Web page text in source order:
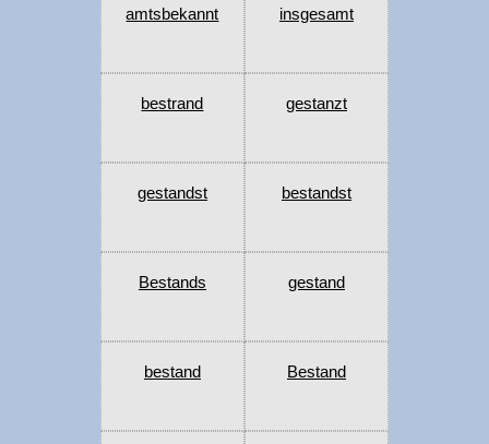
amtsbekannt insgesamt
bestrand gestanzt
gestandst bestandst
Bestands gestand
bestand Bestand